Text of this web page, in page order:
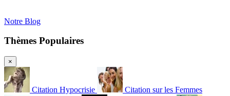
Notre Blog
Thèmes Populaires
×
Citation Hypocrisie Citation sur les Femmes